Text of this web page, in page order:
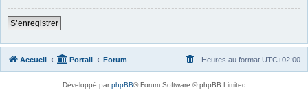
S’enregistrer
Accueil Portail Forum Heures au format UTC+02:00
Développé parphpBB® Forum Software © phpBB Limited